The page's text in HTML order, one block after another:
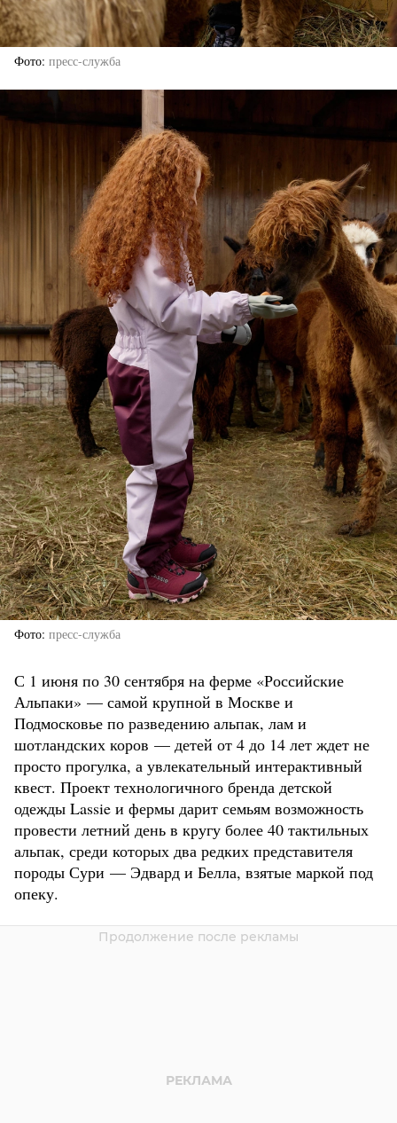
Фото пресс-служба
Фото пресс-служба
С 1 июня по 30 сентября на ферме «Российские
Альпаки» — самой крупной в Москве и
Подмосковье по разведению альпак, лам и
шотландских коров — детей от 4 до 14 лет ждет не
просто прогулка, а увлекательный интерактивный
квест. Проект технологичного бренда детской
одежды Lassie и фермы дарит семьям возможность
провести летний день в кругу более 40 тактильных
альпак, среди которых два редких представителя
породы Сури — Эдвард и Белла, взятые маркой под
опеку.